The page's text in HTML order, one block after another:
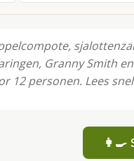
Granny Smith
12 personen. Lees
👩‍🍳